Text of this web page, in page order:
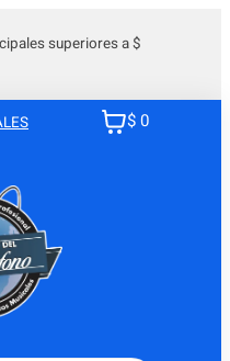
superiores a $
$ 0